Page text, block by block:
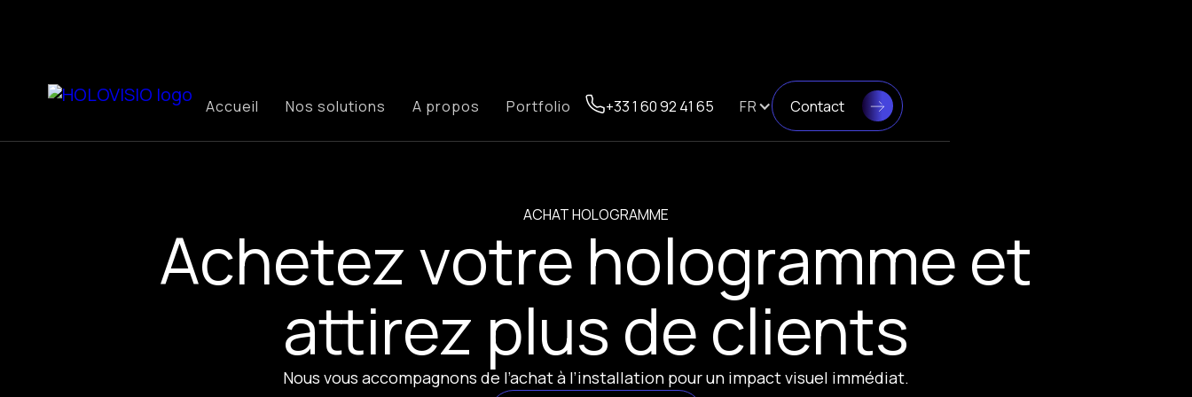
Accueil Nos solutions A propos Portfolio +33 1 60 92 41 65 FR Contact
ACHAT HOLOGRAMME
Achetez votre hologramme et
attirez plus de clients
Nous vous accompagnons de l’achat à l’installation pour un impact visuel immédiat.